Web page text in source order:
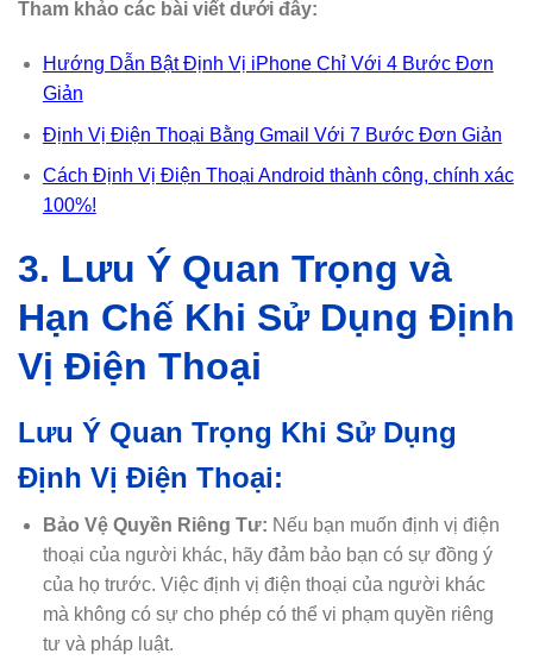
Tham khảo các bài viết dưới đây:
Hướng Dẫn Bật Định Vị iPhone Chỉ Với 4 Bước Đơn
Giản
Định Vị Điện Thoại Bằng Gmail Với 7 Bước Đơn Giản
Cách Định Vị Điện Thoại Android thành công, chính xác
100%!
3. Lưu Ý Quan Trọng và
Hạn Chế Khi Sử Dụng Định
Vị Điện Thoại
Lưu Ý Quan Trọng Khi Sử Dụng
Định Vị Điện Thoại:
Bảo Vệ Quyền Riêng Tư: Nếu bạn muốn định vị điện
thoại của người khác, hãy đảm bảo bạn có sự đồng ý
của họ trước. Việc định vị điện thoại của người khác
mà không có sự cho phép có thể vi phạm quyền riêng
tư và pháp luật.